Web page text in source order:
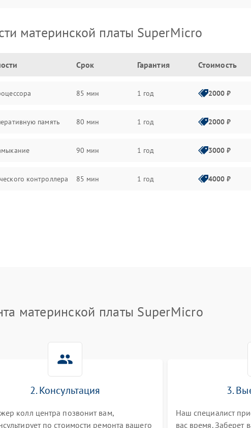
материнской платы SuperMicro
Срок Гарантия Стоимость
85 мин 1 год 2000 ₽
память 80 мин 1 год 2000 ₽
90 мин 1 год 3000 ₽
контроллера 85 мин 1 год 4000 ₽
материнской платы SuperMicro
2. Консультация
колл центра позвонит вам,
по стоимости ремонта вашего
3.
Наш специалист
вас время. Заберет